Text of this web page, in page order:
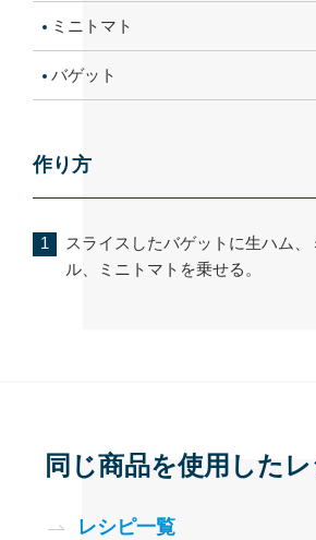
ミニトマト
バゲット
作り方
スライスしたバゲットに生ハム、
ル、ミニトマトを乗せる。
同じ商品を使用した
レシピ一覧